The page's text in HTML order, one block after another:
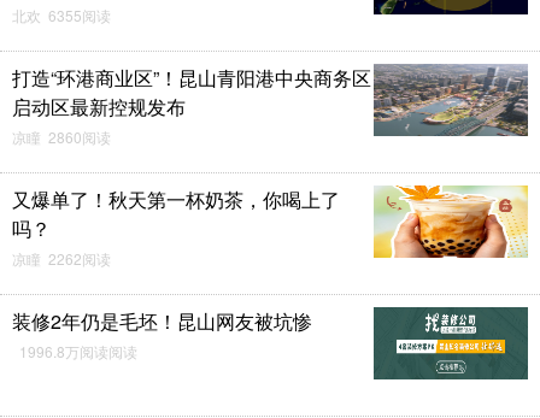
北欢 6355阅读
打造“环港商业区”！昆山青阳港中央商务区
启动区最新控规发布
凉瞳 2860阅读
又爆单了！秋天第一杯奶茶，你喝上了
吗？
凉瞳 2262阅读
装修2年仍是毛坯！昆山网友被坑惨
1996.8万阅读阅读